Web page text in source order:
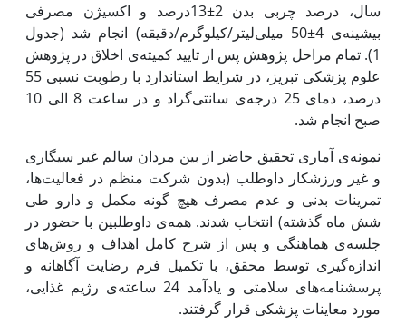
سال، درصد چربی بدن 2±13درصد و اکسیژن مصرفی
بیشینه‌ی 4±50 میلی‌لیتر/کیلوگرم/دقیقه) انجام شد (جدول
1). تمام مراحل پژوهش پس از تایید کمیته‌ی اخلاق در پژوهش
علوم پزشکی تبریز، در شرایط استاندارد با رطوبت نسبی 55
درصد، دمای 25 درجه‌ی سانتی‌گراد و در ساعت 8 الی 10
صبح انجام شد.
نمونه‌ی آماری تحقیق حاضر از بین مردان سالم غیر سیگاری
و غیر ورزشکار داوطلب (بدون شرکت منظم در فعالیت‌ها،
تمرینات ‌بدنی و عدم مصرف هیچ گونه مکمل و دارو طی
شش ماه گذشته) انتخاب شدند. همه‌ی داوطلبین با حضور در
جلسه‌ی هماهنگی و پس از شرح کامل اهداف و روش‌های
اندازه‌گیری توسط محقق، با تکمیل فرم رضایت آگاهانه و
پرسشنامه‌های سلامتی و یادآمد 24 ساعته‌ی رژیم غذایی‌،
مورد معاینات پزشکی قرار گرفتند.